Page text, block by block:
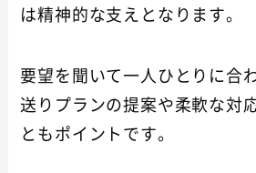
は精神的な支えとなります。
要望を聞いて一人ひとりに合
送りプランの提案や柔軟な対
ともポイントです。